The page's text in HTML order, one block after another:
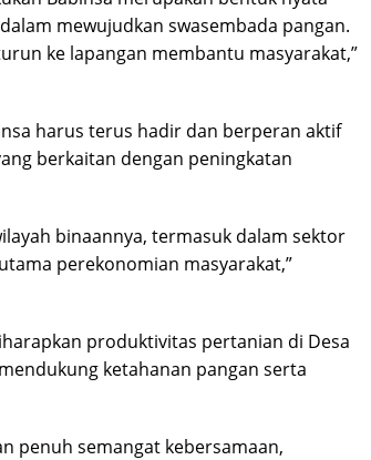
mewujudkan swasembada pangan.
ke lapangan membantu masyarakat,”
harus terus hadir dan berperan aktif
berkaitan dengan peningkatan
binaannya, termasuk dalam sektor
perekonomian masyarakat,”
produktivitas pertanian di Desa
ketahanan pangan serta
penuh semangat kebersamaan,